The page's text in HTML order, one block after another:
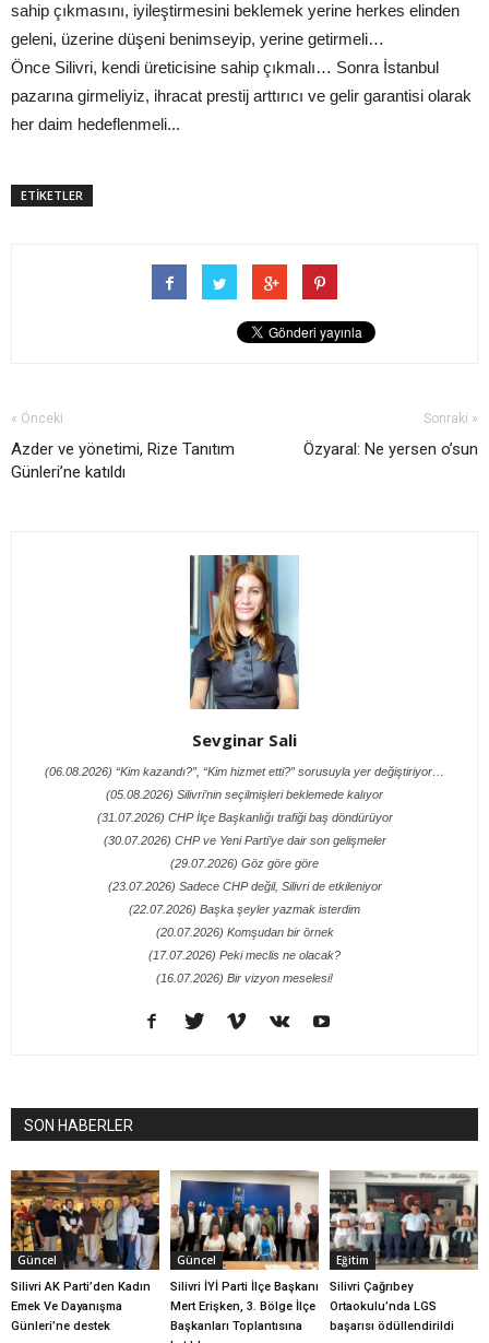
sahip çıkmasını, iyileştirmesini beklemek yerine herkes elinden
geleni, üzerine düşeni benimseyip, yerine getirmeli…
Önce Silivri, kendi üreticisine sahip çıkmalı… Sonra İstanbul
pazarına girmeliyiz, ihracat prestij arttırıcı ve gelir garantisi olarak
her daim hedeflenmeli...
ETİKETLER
« Önceki
Azder ve yönetimi, Rize Tanıtım
Günleri’ne katıldı
Sonraki »
Özyaral: Ne yersen o’sun
Sevginar Sali
(06.08.2026) “Kim kazandı?”, “Kim hizmet etti?” sorusuyla yer değiştiriyor…
(05.08.2026) Silivri’nin seçilmişleri beklemede kalıyor
(31.07.2026) CHP İlçe Başkanlığı trafiği baş döndürüyor
(30.07.2026) CHP ve Yeni Parti’ye dair son gelişmeler
(29.07.2026) Göz göre göre
(23.07.2026) Sadece CHP değil, Silivri de etkileniyor
(22.07.2026) Başka şeyler yazmak isterdim
(20.07.2026) Komşudan bir örnek
(17.07.2026) Peki meclis ne olacak?
(16.07.2026) Bir vizyon meselesi!
SON HABERLER
Güncel
Silivri AK Parti’den Kadın
Emek Ve Dayanışma
Günleri’ne destek
Güncel
Silivri İYİ Parti İlçe Başkanı
Mert Erişken, 3. Bölge İlçe
Başkanları Toplantısına
Eğitim
Silivri Çağrıbey
Ortaokulu’nda LGS
başarısı ödüllendirildi